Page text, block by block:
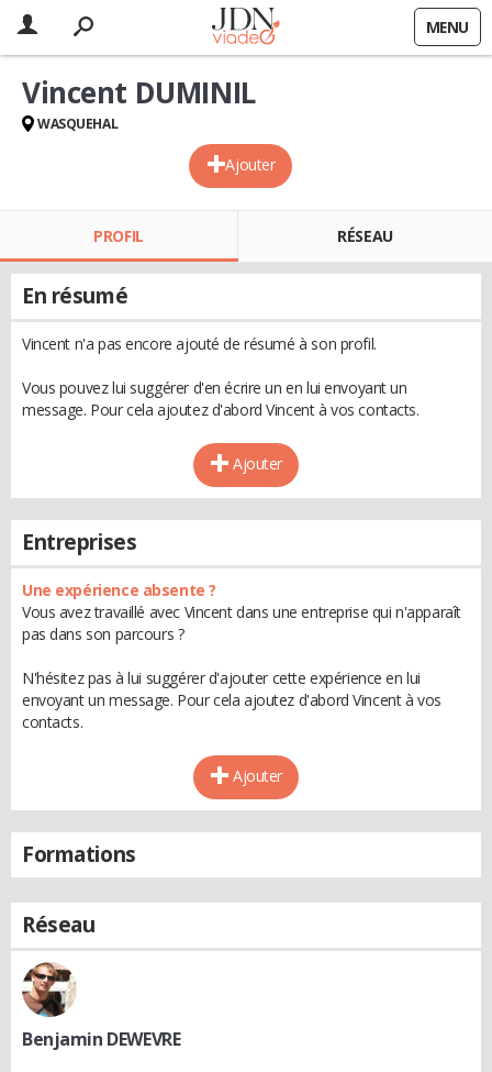
MENU
Ajouter
Vincent DUMINIL
WASQUEHAL
PROFIL RÉSEAU
En résumé
Vincent n'a pas encore ajouté de résumé à son profil.
Vous pouvez lui suggérer d'en écrire un en lui envoyant un
message. Pour cela ajoutez d'abord Vincent à vos contacts.
Ajouter
Entreprises
Une expérience absente ?
Vous avez travaillé avec Vincent dans une entreprise qui n'apparaît
pas dans son parcours ?
N'hésitez pas à lui suggérer d'ajouter cette expérience en lui
envoyant un message. Pour cela ajoutez d'abord Vincent à vos
contacts.
Ajouter
Formations
Réseau
Benjamin DEWEVRE